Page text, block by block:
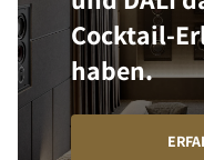
Cocktail-
haben.